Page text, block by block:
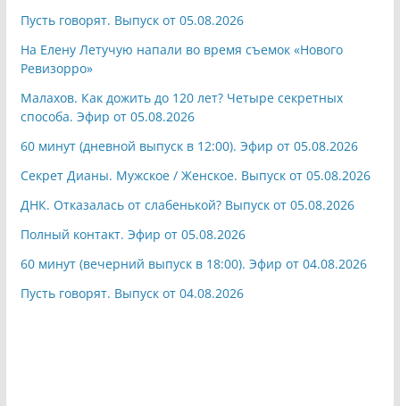
Пусть говорят. Выпуск от 05.08.2026
На Елену Летучую напали во время съемок «Нового
Ревизорро»
Малахов. Как дожить до 120 лет? Четыре секретных
способа. Эфир от 05.08.2026
60 минут (дневной выпуск в 12:00). Эфир от 05.08.2026
Секрет Дианы. Мужское / Женское. Выпуск от 05.08.2026
ДНК. Отказалась от слабенькой? Выпуск от 05.08.2026
Полный контакт. Эфир от 05.08.2026
60 минут (вечерний выпуск в 18:00). Эфир от 04.08.2026
Пусть говорят. Выпуск от 04.08.2026